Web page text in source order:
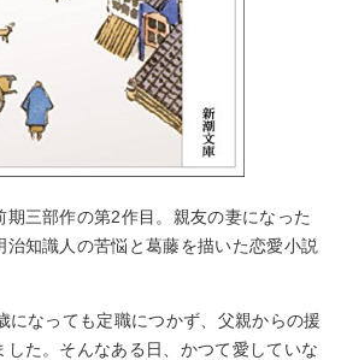
期三部作の第2作目。親友の妻になった
治知識人の苦悩と葛藤を描いた恋愛小説
になっても定職につかず、父親からの援
した。そんなある日、かつて愛していな